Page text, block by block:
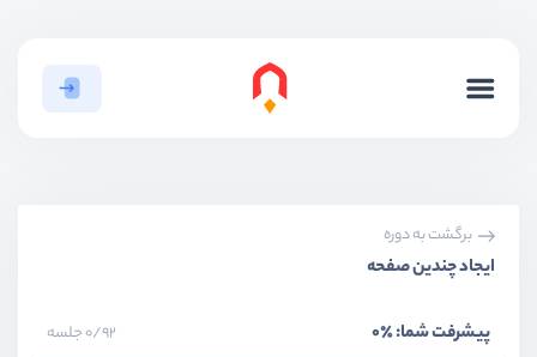
برگشت به دوره
ایجاد چندین صفحه
پیشرفت شما:٪0 0/92 جلسه
بخش اول
بخش سوم آشنایی با موارد پایه